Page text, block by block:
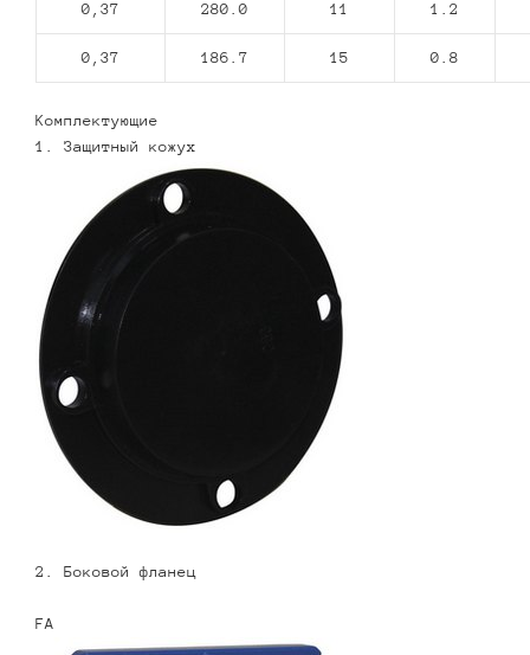
0,37 280.0 11 1.2
0,37 186.7 15 0.8
Комплектующие
1. Защитный кожух
2. Боковой фланец
FA